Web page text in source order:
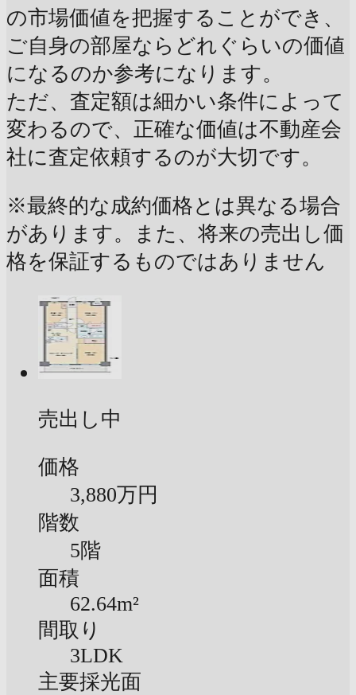
の市場価値を把握することができ、
ご自身の部屋ならどれぐらいの価値
になるのか参考になります。
ただ、査定額は細かい条件によって
変わるので、正確な価値は不動産会
社に査定依頼するのが大切です。
※最終的な成約価格とは異なる場合
があります。また、将来の売出し価
格を保証するものではありません
売出し中
価格
3,880万円
階数
5階
面積
62.64m²
間取り
3LDK
主要採光面